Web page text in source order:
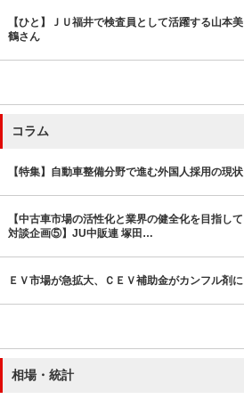
【ひと】ＪＵ福井で検査員として活躍する山本美
鶴さん
コラム
【特集】自動車整備分野で進む外国人採用の現状
【中古車市場の活性化と業界の健全化を目指して
対談企画⑤】JU中販連 塚田…
ＥＶ市場が急拡大、ＣＥＶ補助金がカンフル剤に
相場・統計